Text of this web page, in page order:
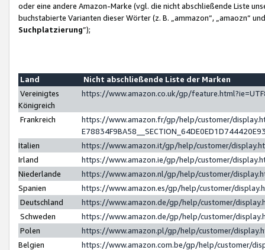
oder eine andere Amazon-Marke (vgl. die nicht abschließende Liste
buchstabierte Varianten dieser Wörter (z. B. „ammazon“, „amaozn“
Suchplatzierung”);
Land
Nicht abschließende Liste der Marken
Vereinigtes
Königreich
https://www.amazon.co.uk/gp/
Frankreich
https://www.amazon.fr/gp/help/customer/
Italien
https://www.amazon.it/gp/help/customer/
Irland
https://www.amazon.ie/gp/help/customer/
Niederlande
https://www.amazon.nl/gp/help/customer/
Spanien
https://www.amazon.es/gp/help/customer/
Deutschland
https://www.amazon.de/gp/help/customer/
Schweden
https://www.amazon.de/gp/help/customer/
Polen
https://www.amazon.pl/gp/help/customer/
Belgien
https://www.amazon.com.be/gp/help/customer/